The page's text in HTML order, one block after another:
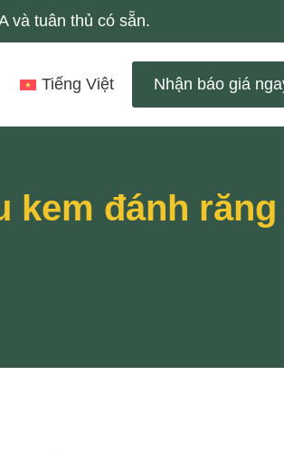
và tuân thủ có sẵn.
Tiếng Việt Nhận báo giá
đánh răng